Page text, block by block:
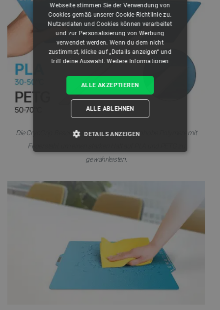
Die CryoGrip-Beschichtung kombiniert oleophobe Polymere mit
Federstahl, um einen starken Halt auf PLA und PETG zu
gewährleisten.
Webseite stimmen Sie der Verwendung von
Cookies gemäß unserer Cookie-Richtlinie zu.
Nutzerdaten und Cookies können verarbeitet
und zur Personalisierung von Werbung
verwendet werden. Wenn du dem nicht
zustimmst, klicke auf „Details anzeigen“ und
triff deine Auswahl.Weitere Informationen
ALLE AKZEPTIEREN
ALLE ABLEHNEN
DETAILS ANZEIGEN
UNBEDINGT ERFORDERLICH
TARGETING
Performance